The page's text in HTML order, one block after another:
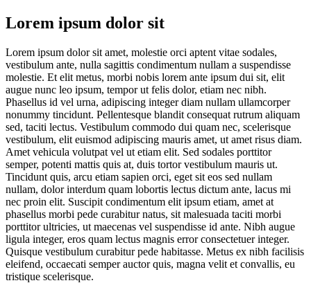
Lorem ipsum dolor sit
Lorem ipsum dolor sit amet, molestie orci aptent vitae sodales,
vestibulum ante, nulla sagittis condimentum nullam a suspendisse
molestie. Et elit metus, morbi nobis lorem ante ipsum dui sit, elit
augue nunc leo ipsum, tempor ut felis dolor, etiam nec nibh.
Phasellus id vel urna, adipiscing integer diam nullam ullamcorper
nonummy tincidunt. Pellentesque blandit consequat rutrum aliquam
sed, taciti lectus. Vestibulum commodo dui quam nec, scelerisque
vestibulum, elit euismod adipiscing mauris amet, ut amet risus diam.
Amet vehicula volutpat vel ut etiam elit. Sed sodales porttitor
semper, potenti mattis quis at, duis tortor vestibulum mauris ut.
Tincidunt quis, arcu etiam sapien orci, eget sit eos sed nullam
nullam, dolor interdum quam lobortis lectus dictum ante, lacus mi
nec proin elit. Suscipit condimentum elit ipsum etiam, amet at
phasellus morbi pede curabitur natus, sit malesuada taciti morbi
porttitor ultricies, ut maecenas vel suspendisse id ante. Nibh augue
ligula integer, eros quam lectus magnis error consectetuer integer.
Quisque vestibulum curabitur pede habitasse. Metus ex nibh facilisis
eleifend, occaecati semper auctor quis, magna velit et convallis, eu
tristique scelerisque.